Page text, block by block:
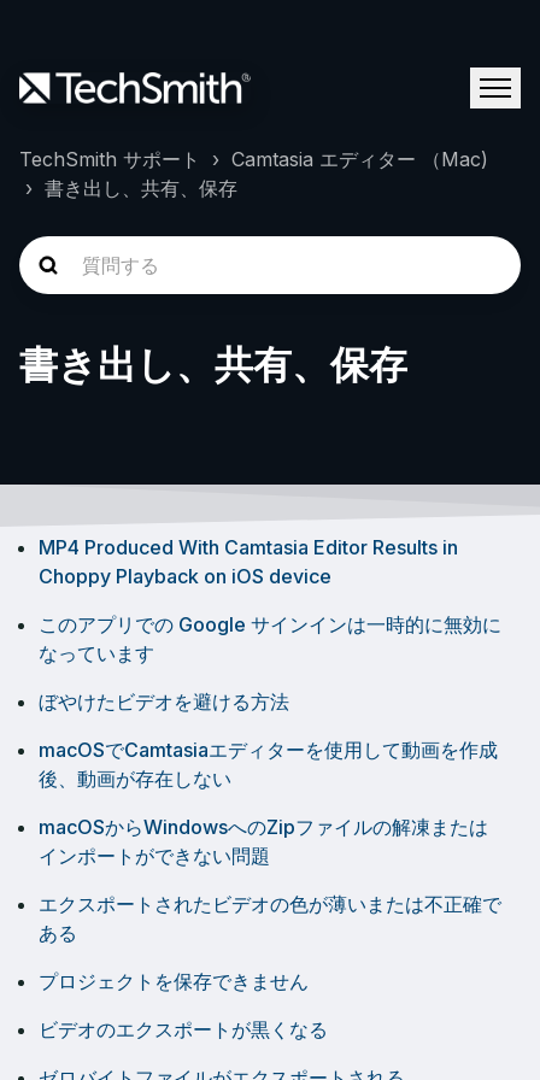
TechSmith サポート
Camtasia エディター （Mac)
書き出し、共有、保存
書き出し、共有、保存
MP4 Produced With Camtasia Editor Results in
Choppy Playback on iOS device
このアプリでの Google サインインは一時的に無効に
なっています
ぼやけたビデオを避ける方法
macOSでCamtasiaエディターを使用して動画を作成
後、動画が存在しない
macOSからWindowsへのZipファイルの解凍または
インポートができない問題
エクスポートされたビデオの色が薄いまたは不正確で
ある
プロジェクトを保存できません
ビデオのエクスポートが黒くなる